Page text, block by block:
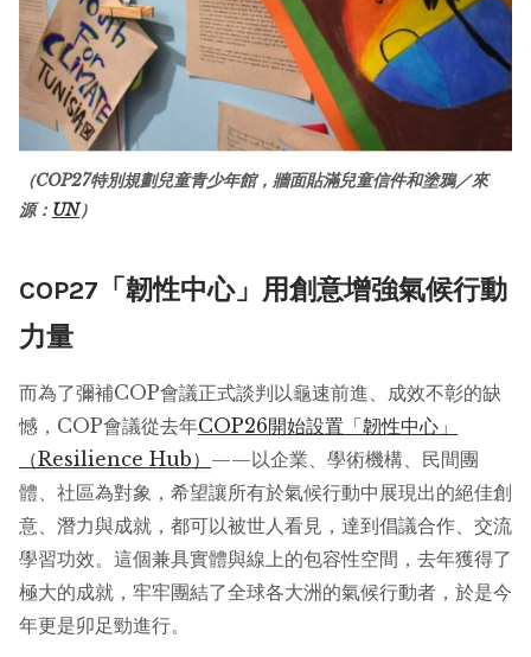
（COP27特別規劃兒童青少年館，牆面貼滿兒童信件和塗鴉／來
源： UN）
COP27「韌性中心」用創意增強氣候行動
力量
而為了彌補COP會議正式談判以龜速前進、成效不彰的缺
憾，COP會議從去年COP26開始設置「韌性中心」
（Resilience Hub） ——以企業、學術機構、民間團
體、社區為對象，希望讓所有於氣候行動中展現出的絕佳創
意、潛力與成就，都可以被世人看見，達到倡議合作、交流
學習功效。這個兼具實體與線上的包容性空間，去年獲得了
極大的成就，牢牢團結了全球各大洲的氣候行動者，於是今
年更是卯足勁進行。